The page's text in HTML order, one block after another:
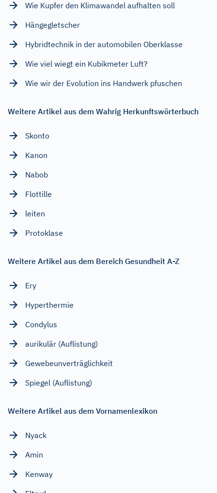
Wie Kupfer den Klimawandel aufhalten soll
Hängegletscher
Hybridtechnik in der automobilen Oberklasse
Wie viel wiegt ein Kubikmeter Luft?
Wie wir der Evolution ins Handwerk pfuschen
Weitere Artikel aus dem Wahrig Herkunftswörterbuch
Skonto
Kanon
Nabob
Flottille
leiten
Protoklase
Weitere Artikel aus dem Bereich Gesundheit A-Z
Ery
Hyperthermie
Condylus
aurikulär (Auflistung)
Gewebeunverträglichkeit
Spiegel (Auflistung)
Weitere Artikel aus dem Vornamenlexikon
Nyack
Amin
Kenway